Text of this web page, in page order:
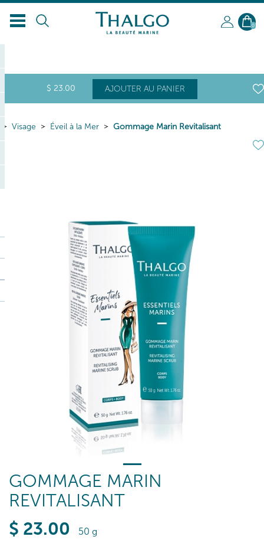
FR
0
$ 23.00 AJOUTER AU PANIER
Visage Éveil à la Mer Gommage Marin Revitalisant
GOMMAGE MARIN
REVITALISANT
$ 23.00 50 g